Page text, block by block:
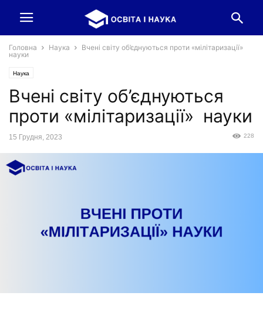
Головна Наука
Вчені світу об’єднуються проти «мілітаризації»
науки
Наука
Вчені світу об’єднуються
проти «мілітаризації» науки
15 Грудня, 2023 228